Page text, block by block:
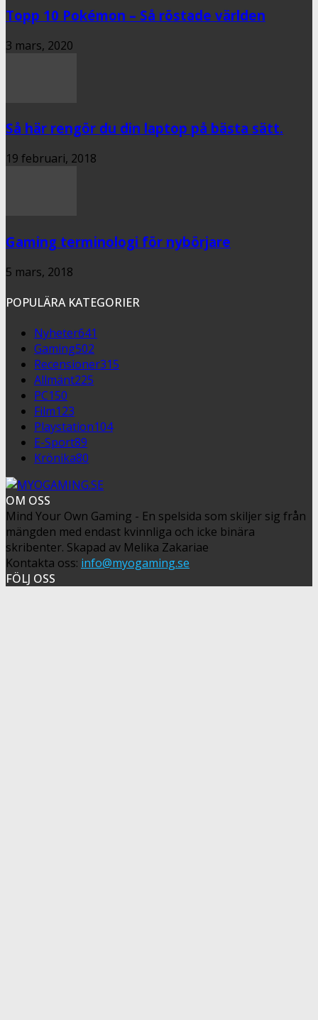
Topp 10 Pokémon – Så röstade världen
3 mars, 2020
Så här rengör du din laptop på bästa sätt.
19 februari, 2018
Gaming terminologi för nybörjare
5 mars, 2018
POPULÄRA KATEGORIER
Nyheter641
Gaming502
Recensioner315
Allmänt225
PC150
Film123
Playstation104
E-Sport89
Krönika80
OM OSS
Mind Your Own Gaming - En spelsida som skiljer sig från
mängden med endast kvinnliga och icke binära
skribenter. Skapad av Melika Zakariae
Kontakta oss: info@myogaming.se
FÖLJ OSS